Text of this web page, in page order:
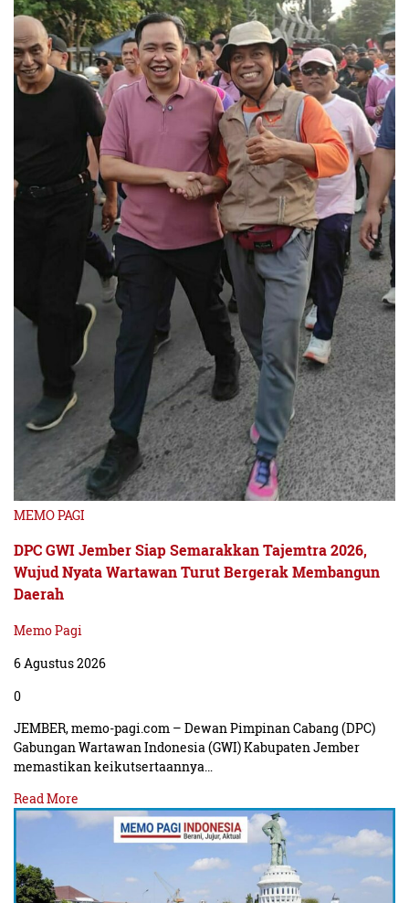
MEMO PAGI
DPC GWI Jember Siap Semarakkan Tajemtra 2026,
Wujud Nyata Wartawan Turut Bergerak Membangun
Daerah
Memo Pagi
6 Agustus 2026
0
JEMBER, memo-pagi.com – Dewan Pimpinan Cabang (DPC)
Gabungan Wartawan Indonesia (GWI) Kabupaten Jember
memastikan keikutsertaannya…
Read More